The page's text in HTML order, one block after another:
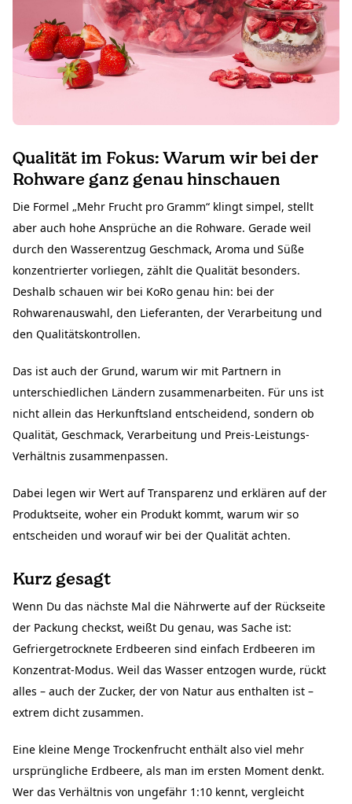
Qualität im Fokus: Warum wir bei der
Rohware ganz genau hinschauen
Die Formel „Mehr Frucht pro Gramm“ klingt simpel, stellt
aber auch hohe Ansprüche an die Rohware. Gerade weil
durch den Wasserentzug Geschmack, Aroma und Süße
konzentrierter vorliegen, zählt die Qualität besonders.
Deshalb schauen wir bei KoRo genau hin: bei der
Rohwarenauswahl, den Lieferanten, der Verarbeitung und
den Qualitätskontrollen.
Das ist auch der Grund, warum wir mit Partnern in
unterschiedlichen Ländern zusammenarbeiten. Für uns ist
nicht allein das Herkunftsland entscheidend, sondern ob
Qualität, Geschmack, Verarbeitung und Preis-Leistungs-
Verhältnis zusammenpassen.
Dabei legen wir Wert auf Transparenz und erklären auf der
Produktseite, woher ein Produkt kommt, warum wir so
entscheiden und worauf wir bei der Qualität achten.
Kurz gesagt
Wenn Du das nächste Mal die Nährwerte auf der Rückseite
der Packung checkst, weißt Du genau, was Sache ist:
Gefriergetrocknete Erdbeeren sind einfach Erdbeeren im
Konzentrat-Modus. Weil das Wasser entzogen wurde, rückt
alles – auch der Zucker, der von Natur aus enthalten ist –
extrem dicht zusammen.
Eine kleine Menge Trockenfrucht enthält also viel mehr
ursprüngliche Erdbeere, als man im ersten Moment denkt.
Wer das Verhältnis von ungefähr 1:10 kennt, vergleicht